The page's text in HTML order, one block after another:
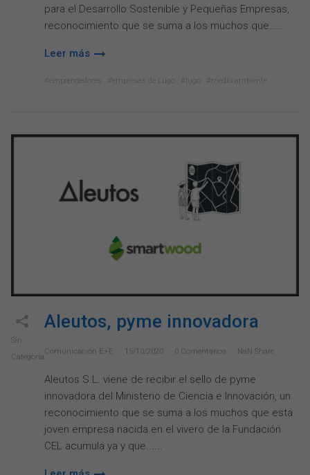
para el Desarrollo Sostenible y Pequeñas Empresas,
reconocimiento que se suma a los muchos que...
Leer más
emprendedores empresas de Lugo lugo medio ambiente
Sin
Categoría
Aleutos, pyme innovadora
Comunicación E+e 15/10/2020 0 Comentarios NaN Share
Aleutos S.L. viene de recibir el sello de pyme
innovadora del Ministerio de Ciencia e Innovación, un
reconocimiento que se suma a los muchos que esta
joven empresa nacida en el vivero de la Fundación
CEL acumula ya y que...